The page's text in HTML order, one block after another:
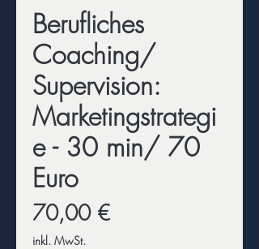
Berufliches
Coaching/
Supervision:
Marketingstrategi
e - 30 min/ 70
Euro
70,00 €Preis
inkl. MwSt.